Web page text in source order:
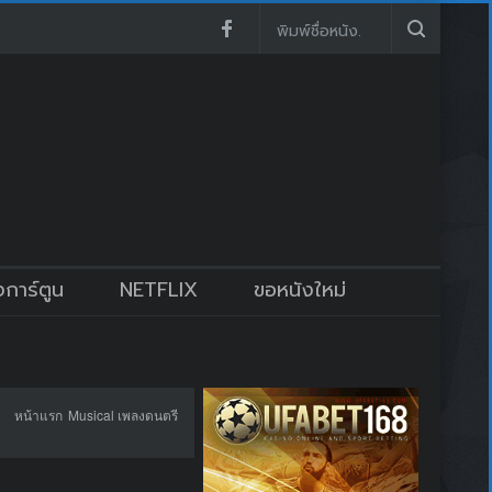
าร์ตูน NETFLIX ขอหนังใหม่
หน้าแรก Musical เพลงดนตรี